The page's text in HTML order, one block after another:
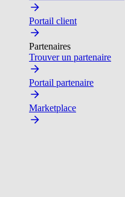
Portail client
Partenaires
Trouver un partenaire
Portail partenaire
Marketplace